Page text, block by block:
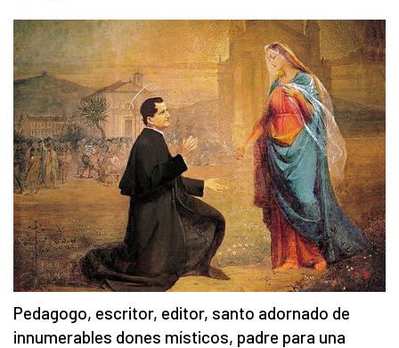
Pedagogo, escritor, editor, santo adornado de
innumerables dones místicos, padre para una